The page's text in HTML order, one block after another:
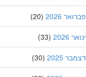
2026
(20)
2026
(33)
2025
(30)